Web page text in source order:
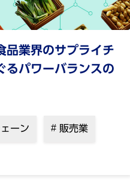
品業界のサプライチ
るパワーバランスの
ーン 販売業